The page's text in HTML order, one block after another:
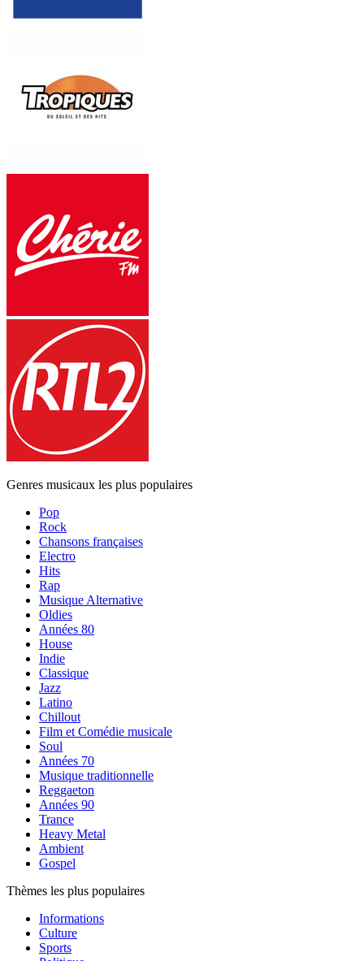
Genres musicaux les plus populaires
Pop
Rock
Chansons françaises
Electro
Hits
Rap
Musique Alternative
Oldies
Années 80
House
Indie
Classique
Jazz
Latino
Chillout
Film et Comédie musicale
Soul
Années 70
Musique traditionnelle
Reggaeton
Années 90
Trance
Heavy Metal
Ambient
Gospel
Thèmes les plus populaires
Informations
Culture
Sports